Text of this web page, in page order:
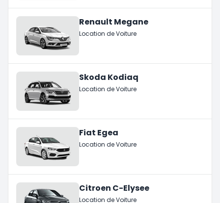
Renault Megane
Location de Voiture
Skoda Kodiaq
Location de Voiture
Fiat Egea
Location de Voiture
Citroen C-Elysee
Location de Voiture